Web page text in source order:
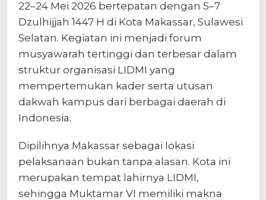
22–24 Mei 2026 bertepatan dengan 5–7
Dzulhijjah 1447 H di Kota Makassar, Sulawesi
Selatan. Kegiatan ini menjadi forum
musyawarah tertinggi dan terbesar dalam
struktur organisasi LIDMI yang
mempertemukan kader serta utusan
dakwah kampus dari berbagai daerah di
Indonesia.
Dipilihnya Makassar sebagai lokasi
pelaksanaan bukan tanpa alasan. Kota ini
merupakan tempat lahirnya LIDMI,
sehingga Muktamar VI memiliki makna